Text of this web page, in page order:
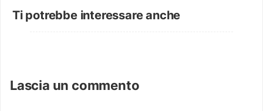
Ti potrebbe interessare anche
Lascia un commento